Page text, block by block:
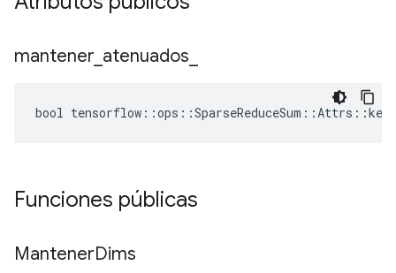
mantener atenuados
bool
Funciones públicas
MantenerDims